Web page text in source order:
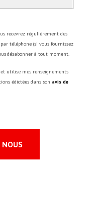
recevrez régulièrement des
téléphone (si vous fournissez
désabonner à tout moment.
et utilise mes renseignements
édictées dans son avis de